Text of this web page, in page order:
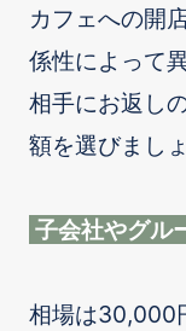
カフェへの開
係性によって
相手にお返し
額を選びましょ
子会社やグル
相場は30,000